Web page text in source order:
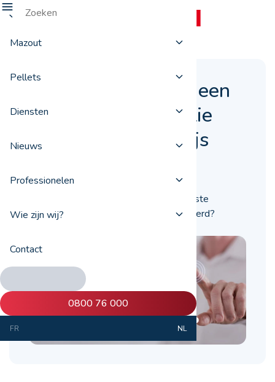
Mazout
Pellets
Diensten
Nieuws
Professionelen
Wie zijn wij?
Contact
0800 76 000
FR NL
1e semester 2020: een
verrassende evolutie
van de stookolieprijs
Hoe is de stookolieprijs tijdens het eerste
semester van 2020 in België geëvolueerd?